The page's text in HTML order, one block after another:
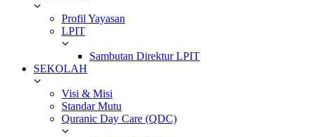
Profil Yayasan
LPIT
Sambutan Direktur LPIT
SEKOLAH
Visi & Misi
Standar Mutu
Quranic Day Care (QDC)